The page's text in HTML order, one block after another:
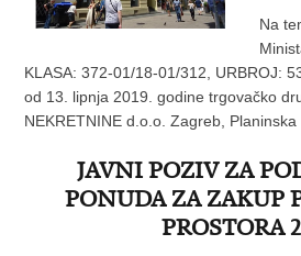
Na
KLASA: 372-01/18-01/312, URBROJ:
od 13. lipnja 2019. godine trgovačko
NEKRETNINE d.o.o. Zagreb,
JAVNI POZIV ZA
PONUDA ZA ZAKUP
PROSTORA